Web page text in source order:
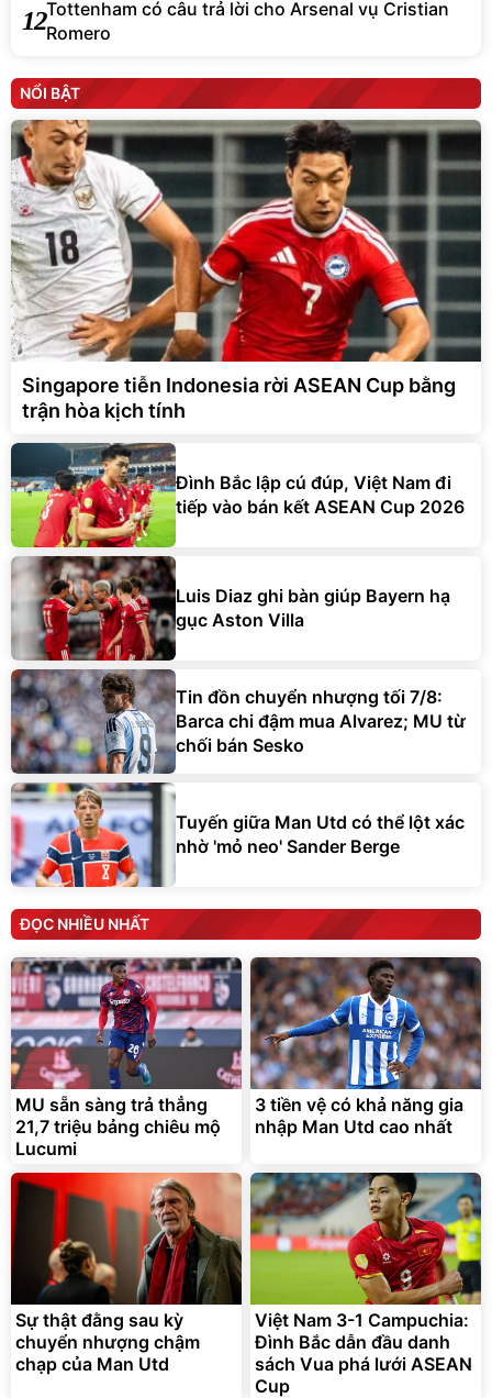
12Tottenham có câu trả lời cho Arsenal vụ Cristian
Romero
NỔI BẬT
Singapore tiễn Indonesia rời ASEAN Cup bằng
trận hòa kịch tính
Đình Bắc lập cú đúp, Việt Nam đi
tiếp vào bán kết ASEAN Cup 2026
Luis Diaz ghi bàn giúp Bayern hạ
gục Aston Villa
Tin đồn chuyển nhượng tối 7/8:
Barca chi đậm mua Alvarez; MU từ
chối bán Sesko
Tuyến giữa Man Utd có thể lột xác
nhờ 'mỏ neo' Sander Berge
ĐỌC NHIỀU NHẤT
MU sẵn sàng trả thẳng
21,7 triệu bảng chiêu mộ
Lucumi
3 tiền vệ có khả năng gia
nhập Man Utd cao nhất
Sự thật đằng sau kỳ
chuyển nhượng chậm
chạp của Man Utd
Việt Nam 3-1 Campuchia:
Đình Bắc dẫn đầu danh
sách Vua phá lưới ASEAN
Cup